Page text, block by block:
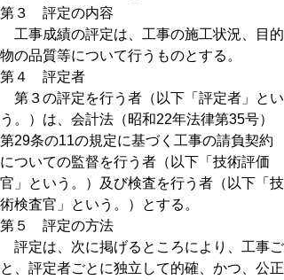
第３ 評定の内容
工事成績の評定は、工事の施工状況、目的
物の品質等について行うものとする。
第４ 評定者
第３の評定を行う者（以下「評定者」とい
う。）は、会計法（昭和22年法律第35号）
第29条の11の規定に基づく工事の請負契約
についての監督を行う者（以下「技術評価
官」という。）及び検査を行う者（以下「技
術検査官」という。）とする。
第５ 評定の方法
評定は、次に掲げるところにより、工事ご
と、評定者ごとに独立して的確、かつ、公正